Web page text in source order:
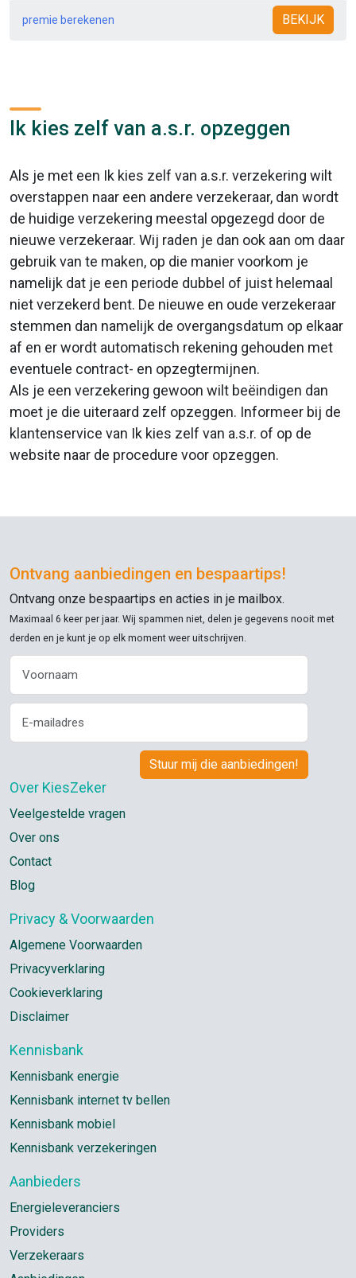
premie berekenen BEKIJK
Ik kies zelf van a.s.r. opzeggen
Als je met een Ik kies zelf van a.s.r. verzekering wilt
overstappen naar een andere verzekeraar, dan wordt
de huidige verzekering meestal opgezegd door de
nieuwe verzekeraar. Wij raden je dan ook aan om daar
gebruik van te maken, op die manier voorkom je
namelijk dat je een periode dubbel of juist helemaal
niet verzekerd bent. De nieuwe en oude verzekeraar
stemmen dan namelijk de overgangsdatum op elkaar
af en er wordt automatisch rekening gehouden met
eventuele contract- en opzegtermijnen.
Als je een verzekering gewoon wilt beëindigen dan
moet je die uiteraard zelf opzeggen. Informeer bij de
klantenservice van Ik kies zelf van a.s.r. of op de
website naar de procedure voor opzeggen.
Ontvang aanbiedingen en bespaartips!
Ontvang onze bespaartips en acties in je mailbox.
Maximaal 6 keer per jaar. Wij spammen niet, delen je gegevens nooit met
derden en je kunt je op elk moment weer uitschrijven.
Over KiesZeker
Veelgestelde vragen
Over ons
Contact
Blog
Privacy & Voorwaarden
Algemene Voorwaarden
Privacyverklaring
Cookieverklaring
Disclaimer
Kennisbank
Kennisbank energie
Kennisbank internet tv bellen
Kennisbank mobiel
Kennisbank verzekeringen
Aanbieders
Energieleveranciers
Providers
Verzekeraars